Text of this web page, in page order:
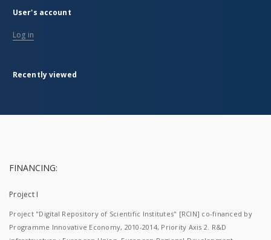
User's account
Log in
Recently viewed
FINANCING:
Project I
Project "Digital Repository of Scientific Institutes" [RCIN] co-financed by
Programme Innovative Economy, 2010-2014, Priority Axis 2. R&D